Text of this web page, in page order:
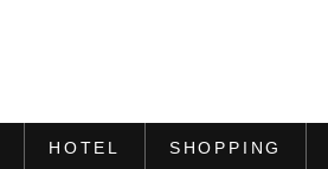
HOTEL SHOPPING